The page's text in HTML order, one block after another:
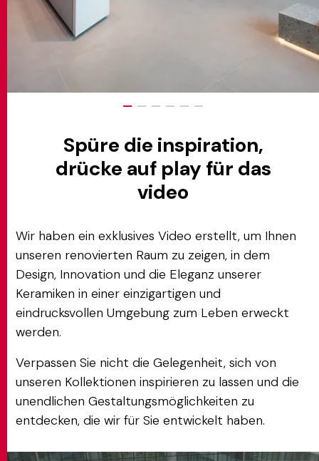
Spüre die inspiration,
drücke auf play für das
video
Wir haben ein exklusives Video erstellt, um Ihnen
unseren renovierten Raum zu zeigen, in dem
Design, Innovation und die Eleganz unserer
Keramiken in einer einzigartigen und
eindrucksvollen Umgebung zum Leben erweckt
werden.
Verpassen Sie nicht die Gelegenheit, sich von
unseren Kollektionen inspirieren zu lassen und die
unendlichen Gestaltungsmöglichkeiten zu
entdecken, die wir für Sie entwickelt haben.